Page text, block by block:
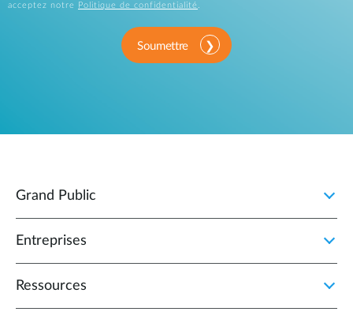
acceptez notre
Politique de confidentialité.
Soumettre
Grand Public
Entreprises
Ressources